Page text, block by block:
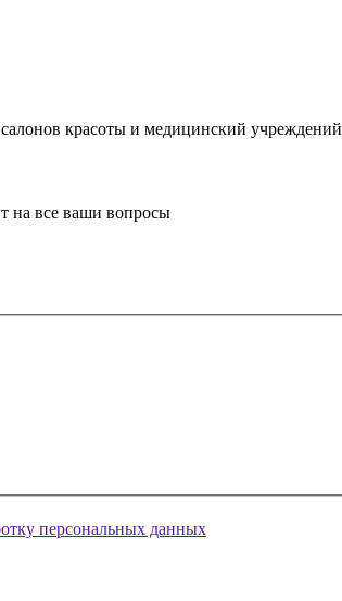
красоты и медицинский учреждений
на все ваши вопросы
персональных данных